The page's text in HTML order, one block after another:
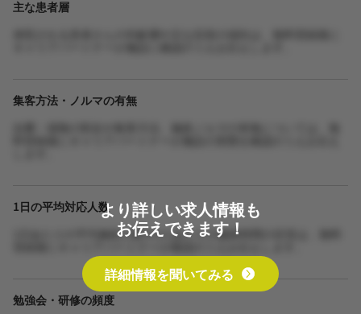
主な患者層
集客方法・ノルマの有無
1日の平均対応人数
1日あたりの平均施術人数や1人あたりの施術時間の目安は、無料
勉強会・研修の頻度
より詳しい求人情報も
お伝えできます！
詳細情報を聞いてみる